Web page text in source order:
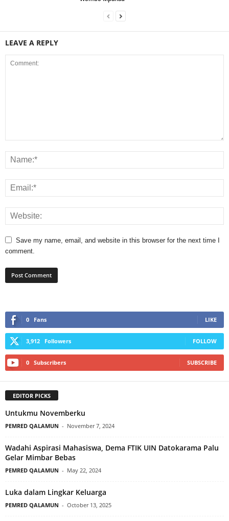
LEAVE A REPLY
Save my name, email, and website in this browser for the next time I
comment.
0 Fans LIKE
3,912 Followers FOLLOW
0 Subscribers SUBSCRIBE
EDITOR PICKS
Untukmu Novemberku
PEMRED QALAMUN - November 7, 2024
Wadahi Aspirasi Mahasiswa, Dema FTIK UIN Datokarama Palu
Gelar Mimbar Bebas
PEMRED QALAMUN - May 22, 2024
Luka dalam Lingkar Keluarga
PEMRED QALAMUN - October 13, 2025